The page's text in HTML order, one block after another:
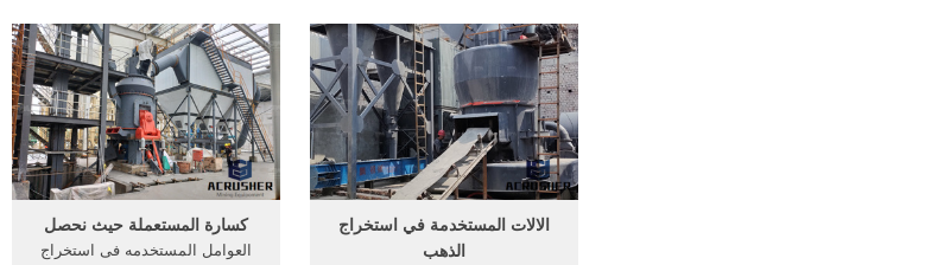
وتكوينه، فقد تتعرض بعض مكامنه
الموجودة تحت الأرض إلى ضغوط
داخلية كافية لانتقاله إلى البئر،
ووصوله ...
عن الكنوز والأثار والمعادن ...
كسارة المستعملة حيث نحصل
العوامل المستخدمه فى استخراج
الالات المستخدمة في استخراج
الذهب